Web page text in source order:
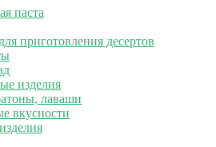
паста
приготовления десертов
изделия
лаваши
вкусности